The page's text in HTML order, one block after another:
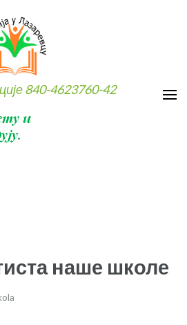
840-4623760-42
наше школе